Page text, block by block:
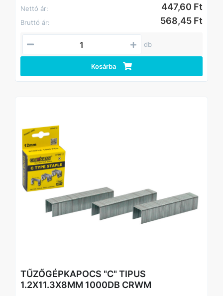
Nettó ár:
447,60 Ft
Bruttó ár: 568,45 Ft
db
Kosárba
TŰZŐGÉPKAPOCS "C" TIPUS
1.2X11.3X8MM 1000DB CRWM